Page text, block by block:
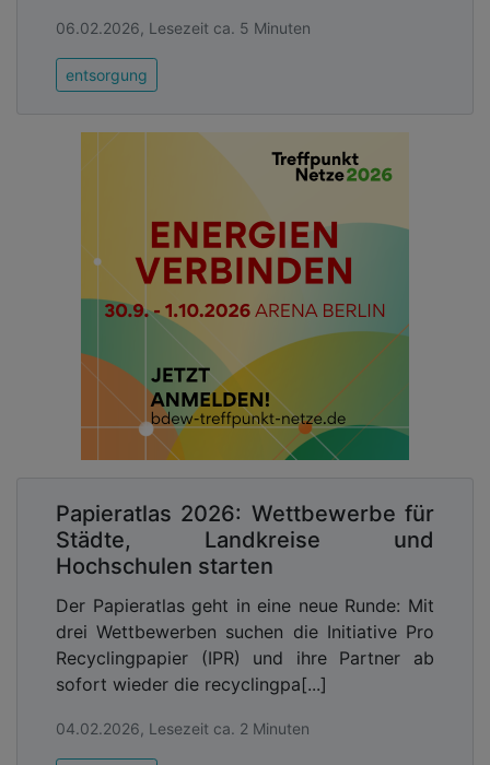
06.02.2026, Lesezeit ca. 5 Minuten
entsorgung
Papieratlas 2026: Wettbewerbe für
Städte, Landkreise und
Hochschulen starten
Der Papieratlas geht in eine neue Runde: Mit
drei Wettbewerben suchen die Initiative Pro
Recyclingpapier (IPR) und ihre Partner ab
sofort wieder die recyclingpa[...]
04.02.2026, Lesezeit ca. 2 Minuten